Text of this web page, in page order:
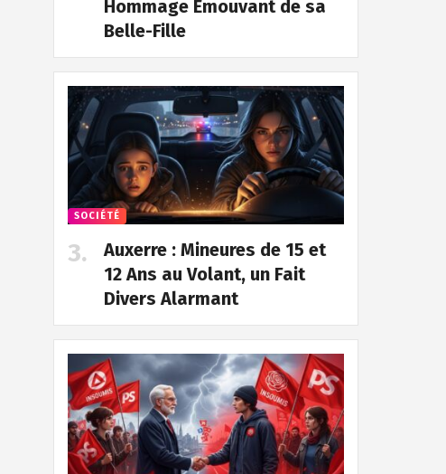
Hommage Émouvant de sa
Belle-Fille
SOCIÉTÉ
Auxerre : Mineures de 15 et
12 Ans au Volant, un Fait
Divers Alarmant